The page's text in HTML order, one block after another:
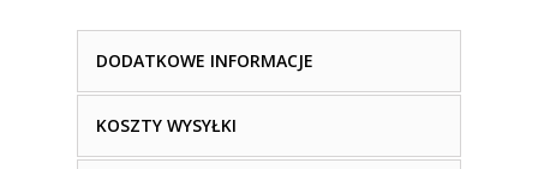
DODATKOWE INFORMACJE
KOSZTY WYSYŁKI